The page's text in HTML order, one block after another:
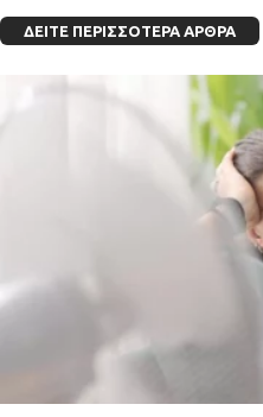
ΔΕΊΤΕ ΠΕΡΙΣΣΌΤΕΡΑ ΆΡΘΡΑ